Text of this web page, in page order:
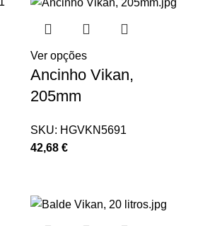
Ver opções
Ancinho Vikan,
205mm
SKU: HGVKN5691
42,68 €